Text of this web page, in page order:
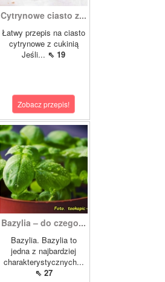
Cytrynowe ciasto z...
Łatwy przepis na ciasto
cytrynowe z cukinią
Jeśli... ⇖ 19
Zobacz przepis!
Bazylia – do czego...
Bazylia. Bazylia to
jedna z najbardziej
charakterystycznych...
⇖ 27